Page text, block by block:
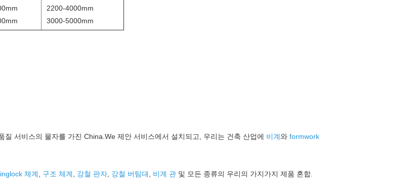
2200-4000mm
3000-5000mm
서비스의 물자를 가진 China.We 제안 서비스에서 설치되고, 우리는 건축 산업에 비계와 formwork
체계 구조 체계 강철 판자 강철 버팀대 비계 관 및 모든 종류의 우리의 가지가지 제품 혼합.